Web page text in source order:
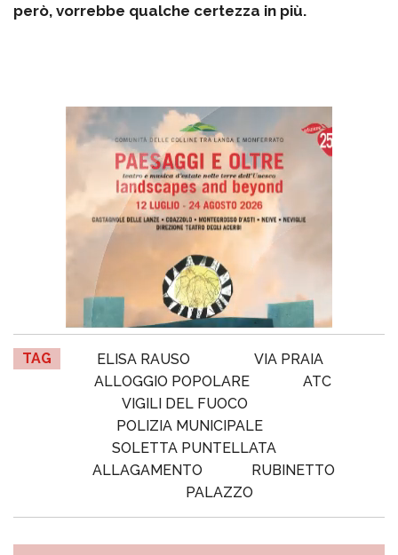
però, vorrebbe qualche certezza in più.
TAG ELISA RAUSO
VIA PRAIA
ALLOGGIO POPOLARE
ATC
VIGILI DEL FUOCO
POLIZIA MUNICIPALE
SOLETTA PUNTELLATA
ALLAGAMENTO
RUBINETTO
PALAZZO